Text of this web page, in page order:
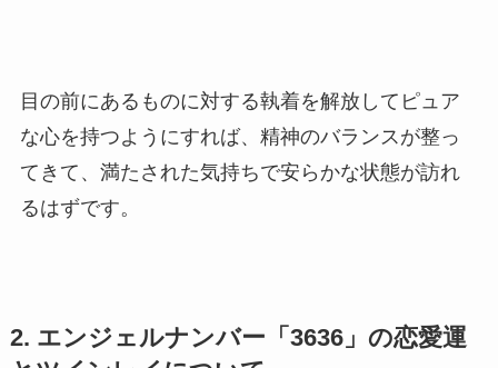
目の前にあるものに対する執着を解放してピュア
な心を持つようにすれば、精神のバランスが整っ
てきて、満たされた気持ちで安らかな状態が訪れ
るはずです。
2. エンジェルナンバー「3636」の恋愛運